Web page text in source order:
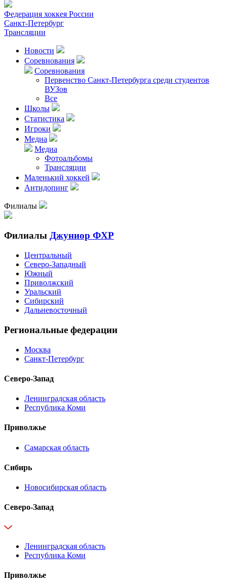
Федерация хоккея России
Санкт-Петербург
Трансляции
Новости
Соревнования
Соревнования
Первенство Санкт-Петербурга среди студентов
ВУЗов
Все
Школы
Статистика
Игроки
Медиа
Медиа
Фотоальбомы
Трансляции
Маленький хоккей
Антидопинг
Филиалы
Филиалы Джуниор ФХР
Центральный
Северо-Западный
Южный
Приволжский
Уральский
Сибирский
Дальневосточный
Региональные федерации
Москва
Санкт-Петербург
Северо-Запад
Ленинградская область
Республика Коми
Приволжье
Самарская область
Сибирь
Новосибирская область
Северо-Запад
Ленинградская область
Республика Коми
Приволжье